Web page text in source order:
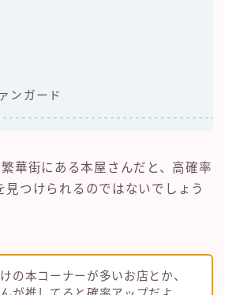
ンガード
華街にある本屋さんだと、高確率
見つけられるのではないでしょう
の本コーナーが多いお店とか、